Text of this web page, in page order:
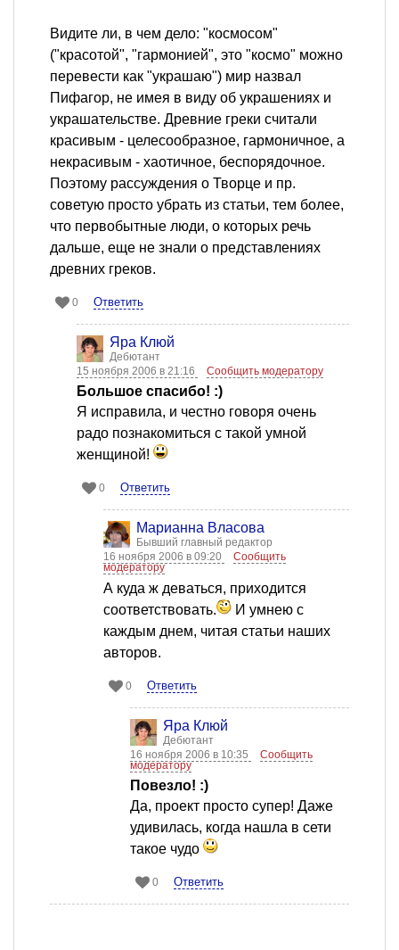
Видите ли, в чем дело: "космосом"
("красотой", "гармонией", это "космо" можно
перевести как "украшаю") мир назвал
Пифагор, не имея в виду об украшениях и
украшательстве. Древние греки считали
красивым - целесообразное, гармоничное, а
некрасивым - хаотичное, беспорядочное.
Поэтому рассуждения о Творце и пр.
советую просто убрать из статьи, тем более,
что первобытные люди, о которых речь
дальше, еще не знали о представлениях
древних греков.
0 Ответить
Яра Клюй
Дебютант
15 ноября 2006 в 21:16
Сообщить модератору
Большое спасибо! :)
Я исправила, и честно говоря очень
радо познакомиться с такой умной
женщиной!
0 Ответить
Марианна Власова
Бывший главный редактор
16 ноября 2006 в 09:20
Сообщить
модератору
А куда ж деваться, приходится
соответствовать.
И умнею с
каждым днем, читая статьи наших
авторов.
0 Ответить
Яра Клюй
Дебютант
16 ноября 2006 в 10:35
Сообщить
модератору
Повезло! :)
Да, проект просто супер! Даже
удивилась, когда нашла в сети
такое чудо
0 Ответить